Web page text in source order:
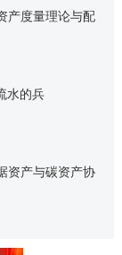
产度量理论与配
水的兵
资产与碳资产协